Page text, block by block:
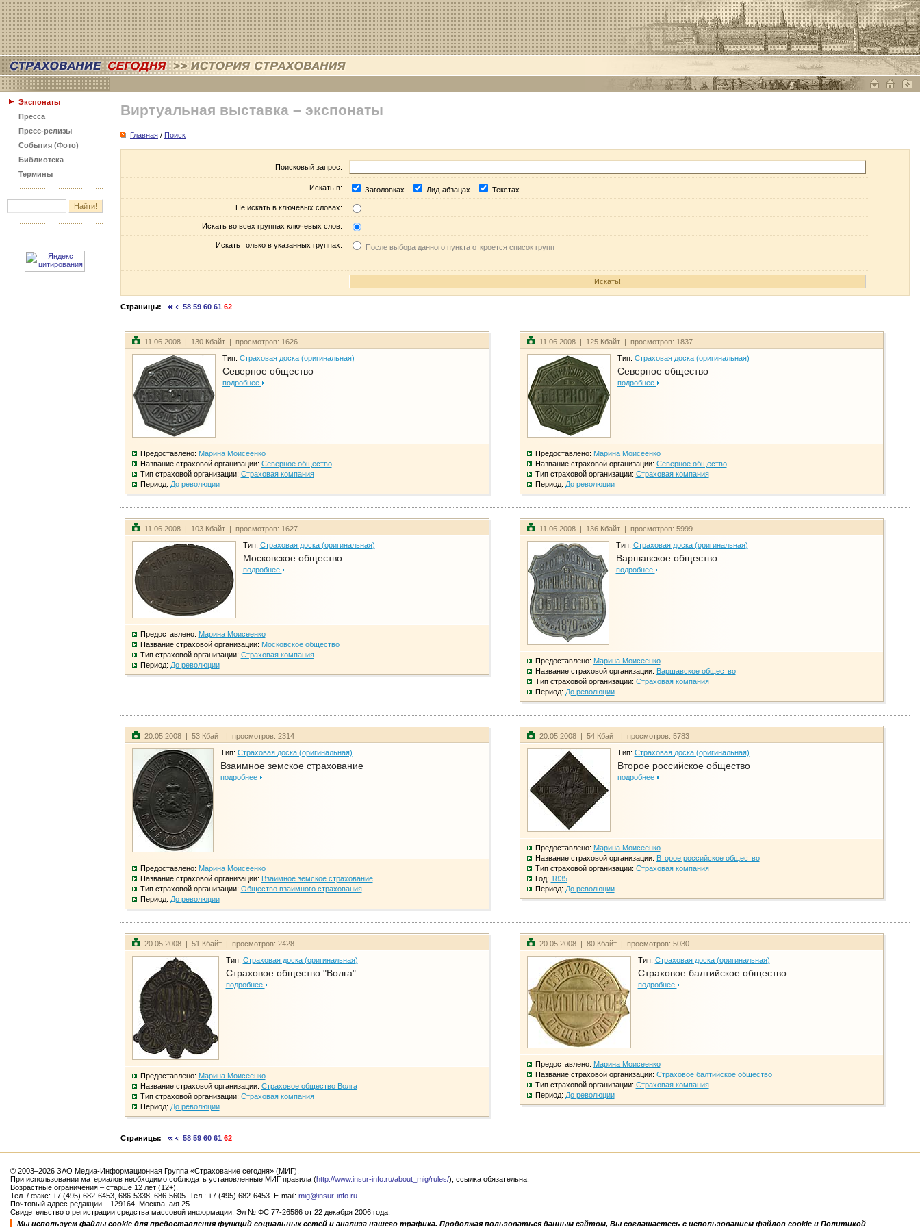
Экспонаты
Пресса
Пресс-релизы
События (Фото)
Библиотека
Термины
Виртуальная выставка – экспонаты
Главная / Поиск
Поисковый запрос:
Искать в: Заголовках Лид-абзацах Текстах
Не искать в ключевых словах:
Искать во всех группах ключевых слов:
Искать только в указанных группах: После выбора данного пункта откроется список групп
Страницы: 58 59 60 61 62
11.06.2008 | 130 Кбайт | просмотров: 1626
Тип: Страховая доска (оригинальная)
Северное общество
подробнее
Предоставлено: Марина Моисеенко
Название страховой организации: Северное общество
Тип страховой организации: Страховая компания
Период: До революции
11.06.2008 | 125 Кбайт | просмотров: 1837
Тип: Страховая доска (оригинальная)
Северное общество
подробнее
Предоставлено: Марина Моисеенко
Название страховой организации: Северное общество
Тип страховой организации: Страховая компания
Период: До революции
11.06.2008 | 103 Кбайт | просмотров: 1627
Тип: Страховая доска (оригинальная)
Московское общество
подробнее
Предоставлено: Марина Моисеенко
Название страховой организации: Московское общество
Тип страховой организации: Страховая компания
Период: До революции
11.06.2008 | 136 Кбайт | просмотров: 5999
Тип: Страховая доска (оригинальная)
Варшавское общество
подробнее
Предоставлено: Марина Моисеенко
Название страховой организации: Варшавское общество
Тип страховой организации: Страховая компания
Период: До революции
20.05.2008 | 53 Кбайт | просмотров: 2314
Тип: Страховая доска (оригинальная)
Взаимное земское страхование
подробнее
Предоставлено: Марина Моисеенко
Название страховой организации: Взаимное земское страхование
Тип страховой организации: Общество взаимного страхования
Период: До революции
20.05.2008 | 54 Кбайт | просмотров: 5783
Тип: Страховая доска (оригинальная)
Второе российское общество
подробнее
Предоставлено: Марина Моисеенко
Название страховой организации: Второе российское общество
Тип страховой организации: Страховая компания
Год: 1835
Период: До революции
20.05.2008 | 51 Кбайт | просмотров: 2428
Тип: Страховая доска (оригинальная)
Страховое общество "Волга"
подробнее
Предоставлено: Марина Моисеенко
Название страховой организации: Страховое общество Волга
Тип страховой организации: Страховая компания
Период: До революции
20.05.2008 | 80 Кбайт | просмотров: 5030
Тип: Страховая доска (оригинальная)
Страховое балтийское общество
подробнее
Предоставлено: Марина Моисеенко
Название страховой организации: Страховое балтийское общество
Тип страховой организации: Страховая компания
Период: До революции
Страницы: 58 59 60 61 62
© 2003–2026 ЗАО Медиа-Информационная Группа «Страхование сегодня» (МИГ).
При использовании материалов необходимо соблюдать установленные МИГ правила (http://www.insur-info.ru/about_mig/rules/), ссылка обязательна.
Возрастные ограничения – старше 12 лет (12+).
Тел. / факс: +7 (495) 682-6453, 686-5338, 686-5605. Тел.: +7 (495) 682-6453. E-mail: mig@insur-info.ru
Почтовый адрес редакции – 129164, Москва, а/я 25
Свидетельство о регистрации средства массовой информации: Эл № ФС 77-26586 от 22 декабря 2006 года.
Мы используем файлы cookie для предоставления функций социальных сетей и анализа нашего трафика. Продолжая пользоваться данным сайтом, Вы соглашаетесь с использованием файлов cookie и Политикой